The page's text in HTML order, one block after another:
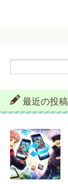
最近の投稿